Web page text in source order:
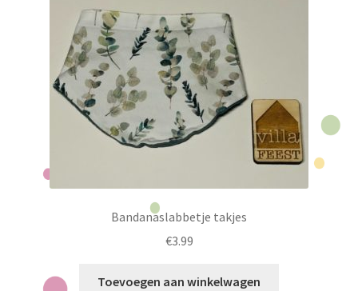
Bandanaslabbetje takjes
€3.99
Toevoegen aan winkelwagen